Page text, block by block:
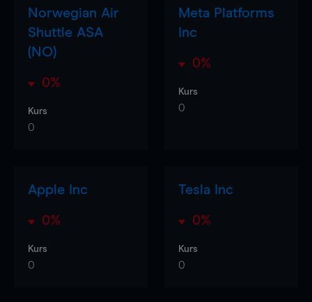
Norwegian Air
Shuttle ASA
(NO)
0%
Kurs
0
Meta Platforms
Inc
0%
Kurs
0
Apple Inc
0%
Kurs
0
Tesla Inc
0%
Kurs
0